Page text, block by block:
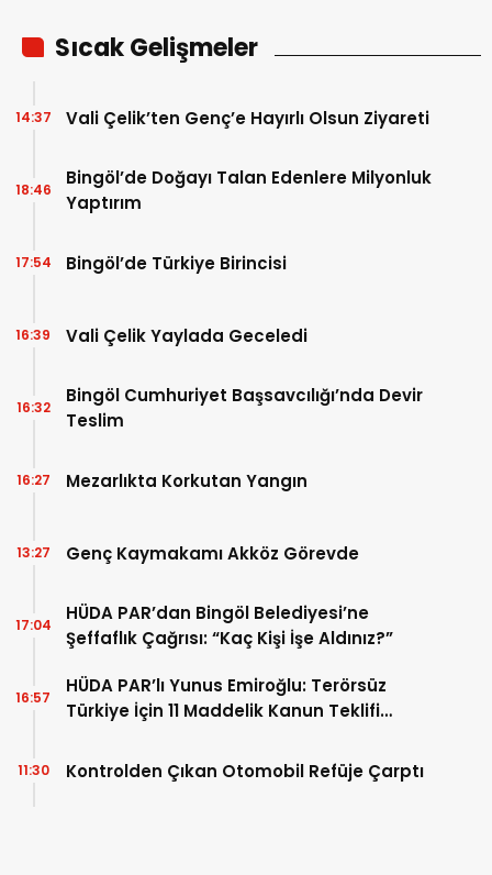
Sıcak Gelişmeler
Vali Çelik’ten Genç’e Hayırlı Olsun Ziyareti
14:37
Bingöl’de Doğayı Talan Edenlere Milyonluk
Yaptırım
18:46
Bingöl’de Türkiye Birincisi
17:54
Vali Çelik Yaylada Geceledi
16:39
Bingöl Cumhuriyet Başsavcılığı’nda Devir
Teslim
16:32
Mezarlıkta Korkutan Yangın
16:27
Genç Kaymakamı Akköz Görevde
13:27
HÜDA PAR’dan Bingöl Belediyesi’ne
Şeffaflık Çağrısı: “Kaç Kişi İşe Aldınız?”
17:04
HÜDA PAR’lı Yunus Emiroğlu: Terörsüz
Türkiye İçin 11 Maddelik Kanun Teklifi
16:57
Kontrolden Çıkan Otomobil Refüje Çarptı
11:30